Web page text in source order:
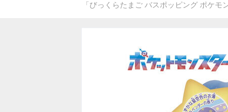
「びっくらたまご バスポッピング ポケ